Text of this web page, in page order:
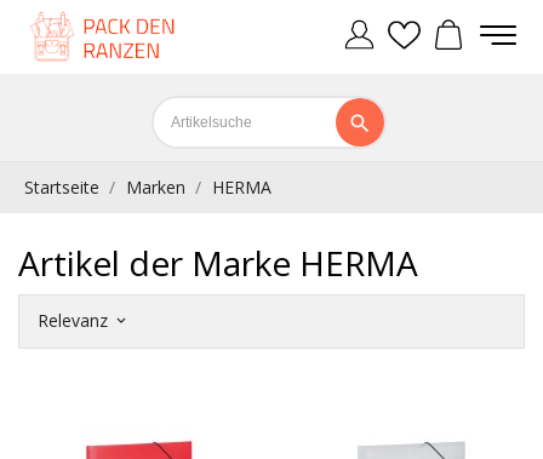
Startseite Marken HERMA
Artikel der Marke HERMA
Relevanz keyboard_arrow_down